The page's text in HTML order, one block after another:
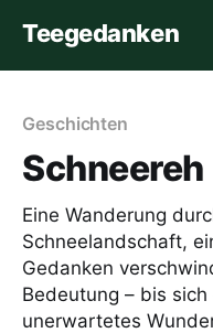
Teegedanken
Geschichten
Schneereh
Eine Wanderung
Schneelandschaft,
Gedanken
Bedeutung – bis
unerwartetes